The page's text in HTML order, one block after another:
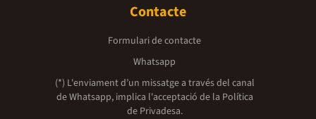
Contacte
Formulari de contacte
Whatsapp
(*) L'enviament d’un missatge a través del canal
de Whatsapp, implica l'acceptació de la Política
de Privadesa.